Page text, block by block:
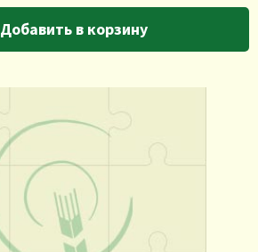
Добавить в корзину